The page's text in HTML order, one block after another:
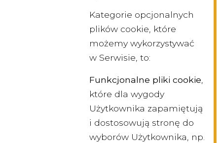
Kategorie opcjonalnych
plików cookie, które
możemy wykorzystywać
w Serwisie, to:
Funkcjonalne pliki cookie,
które dla wygody
Użytkownika zapamiętują
i dostosowują stronę do
wyborów Użytkownika, np.